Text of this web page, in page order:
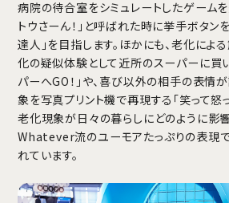
病院の待合室をシミュレートしたゲームを
トウさーん！」と呼ばれた時に挙手ボタン
達人」を目指します。ほかにも、老化によ
化の疑似体験として近所のスーパーに買
パーへGO！」や、喜び以外の相手の表情
象を写真プリント機で再現する「笑って怒っ
老化現象が日々の暮らしにどのように影
Whatever流のユーモアたっぷりの表現
れています。